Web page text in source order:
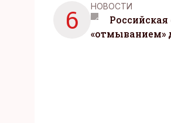
6 НОВОСТИ
«отмыванием»